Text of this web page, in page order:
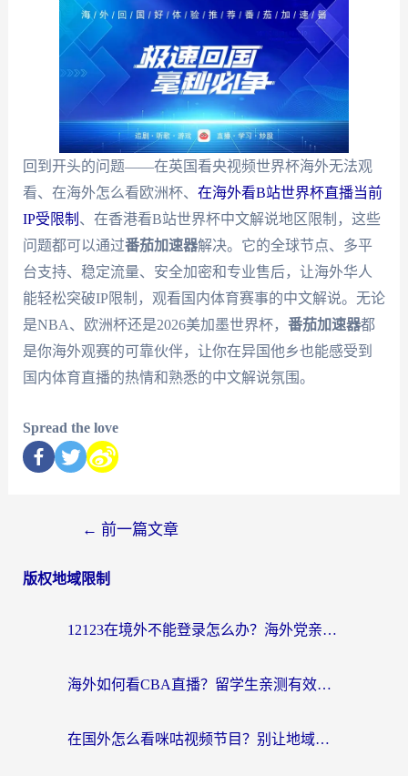
回到开头的问题——在英国看央视频世界杯海外无法观
看、在海外怎么看欧洲杯、 在海外看B站世界杯直播当前
IP受限制 、在香港看B站世界杯中文解说地区限制，这些
问题都可以通过番茄加速器解决。它的全球节点、多平
台支持、稳定流量、安全加密和专业售后，让海外华人
能轻松突破IP限制，观看国内体育赛事的中文解说。无论
是NBA、欧洲杯还是2026美加墨世界杯， 番茄加速器都
是你海外观赛的可靠伙伴，让你在异国他乡也能感受到
国内体育直播的热情和熟悉的中文解说氛围。
Spread the love
← 前一篇文章
版权地域限制
12123在境外不能登录怎么办？海外党亲测有效的回国加速方案
海外如何看CBA直播？留学生亲测有效的体育赛事观看指南
在国外怎么看咪咕视频节目？别让地域限制挡住你的追剧自由